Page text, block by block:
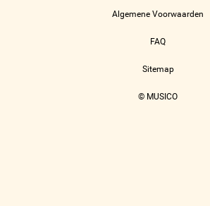
Algemene Voorwaarden
FAQ
Sitemap
© MUSICO